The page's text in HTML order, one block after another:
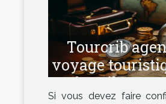
Tourcrib
voyage
faut-il en
Si vous devez faire